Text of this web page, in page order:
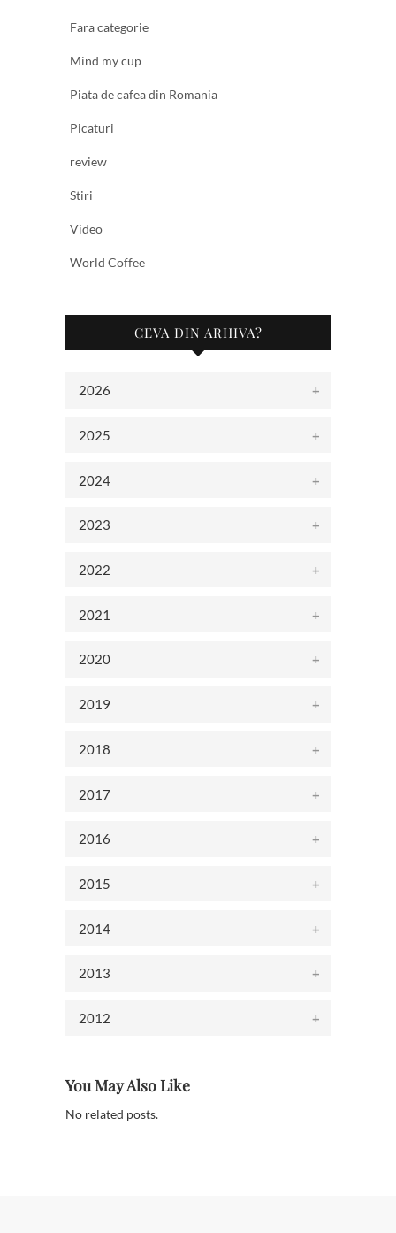
Fara categorie
Mind my cup
Piata de cafea din Romania
Picaturi
review
Stiri
Video
World Coffee
CEVA DIN ARHIVA?
2026
2025
2024
2023
2022
2021
2020
2019
2018
2017
2016
2015
2014
2013
2012
You May Also Like
No related posts.